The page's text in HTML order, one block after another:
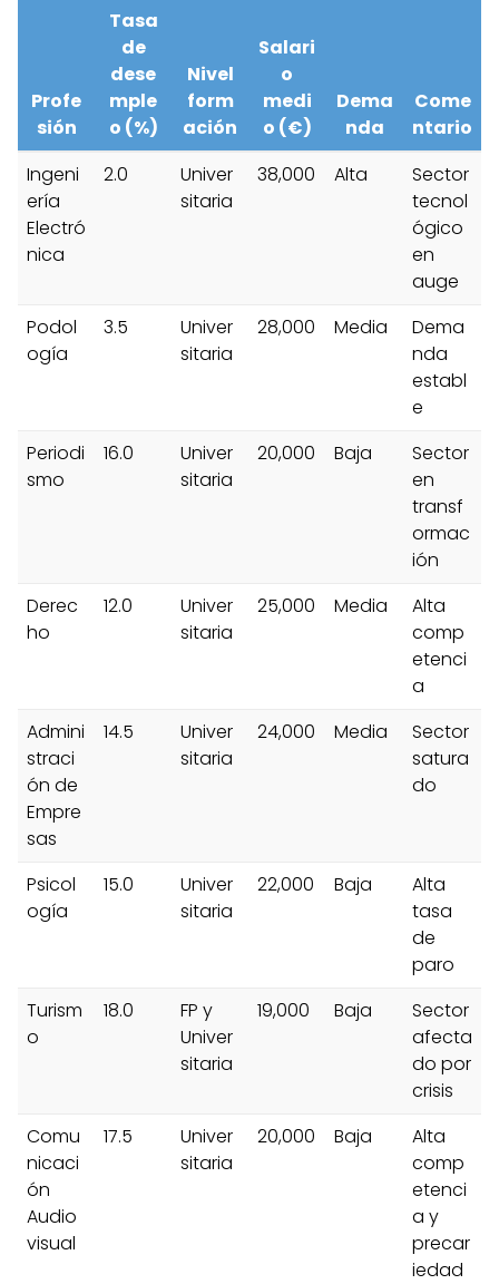
Profe
sión
Tasa
de
dese
mple
o (%)
Nivel
form
ación
Salari
o
medi
o (€)
Dema
nda
Come
ntario
Ingeni
ería
Electró
nica
2.0
Univer
sitaria
38,000 Alta
Sector
tecnol
ógico
en
auge
Podol
ogía
3.5
Univer
sitaria
28,000 Media
Dema
nda
establ
e
Periodi
smo
16.0
Univer
sitaria
20,000 Baja
Sector
en
transf
ormac
ión
Derec
ho
12.0
Univer
sitaria
25,000 Media
Alta
comp
etenci
a
Admini
straci
ón de
Empre
sas
14.5
Univer
sitaria
24,000 Media
Sector
satura
do
Psicol
ogía
15.0
Univer
sitaria
22,000 Baja
Alta
tasa
de
paro
Turism
o
18.0
FP y
Univer
sitaria
19,000 Baja
Sector
afecta
do por
crisis
Comu
nicaci
ón
Audio
visual
17.5
Univer
sitaria
20,000 Baja
Alta
comp
etenci
a y
precar
iedad